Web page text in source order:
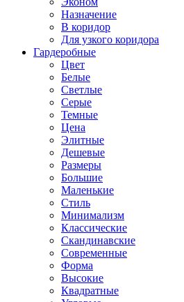
Назначение
В коридор
Для узкого коридора
Гардеробные
Цвет
Белые
Светлые
Серые
Темные
Цена
Элитные
Дешевые
Размеры
Большие
Маленькие
Стиль
Минимализм
Классические
Скандинавские
Современные
Форма
Высокие
Квадратные